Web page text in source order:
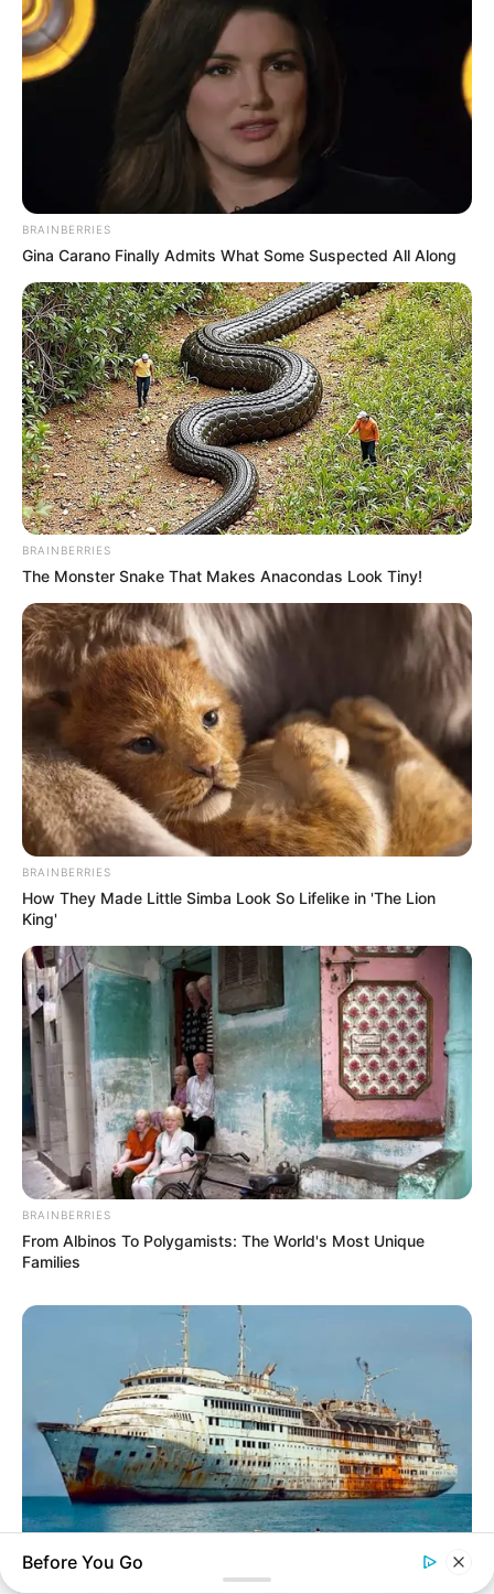
BRAINBERRIES
Gina Carano Finally Admits What Some Suspected All Along
BRAINBERRIES
The Monster Snake That Makes Anacondas Look Tiny!
BRAINBERRIES
How They Made Little Simba Look So Lifelike in 'The Lion
King'
BRAINBERRIES
From Albinos To Polygamists: The World's Most Unique
Families
BUZZ DAY
Before You Go